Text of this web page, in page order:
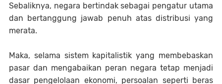
Sebaliknya, negara bertindak sebagai pengatur utama
dan bertanggung jawab penuh atas distribusi yang
merata.
Maka, selama sistem kapitalistik yang membebaskan
pasar dan mengabaikan peran negara tetap menjadi
dasar pengelolaan ekonomi, persoalan seperti beras